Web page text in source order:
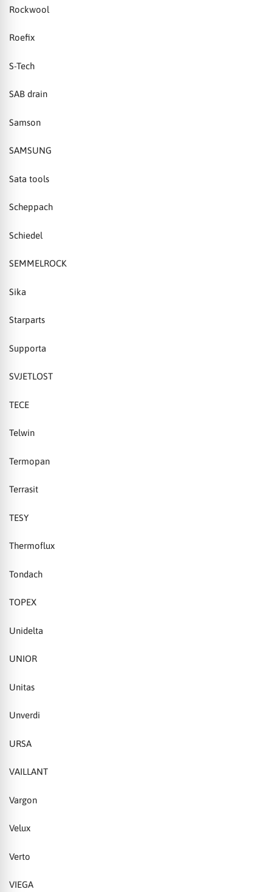
Rockwool
Roefix
S-Tech
SAB drain
Samson
SAMSUNG
Sata tools
Scheppach
Schiedel
SEMMELROCK
Sika
Starparts
Supporta
SVJETLOST
TECE
Telwin
Termopan
Terrasit
TESY
Thermoflux
Tondach
TOPEX
Unidelta
UNIOR
Unitas
Unverdi
URSA
VAILLANT
Vargon
Velux
Verto
VIEGA